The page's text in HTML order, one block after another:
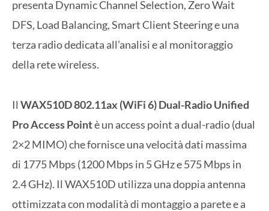
presenta Dynamic Channel Selection, Zero Wait
DFS, Load Balancing, Smart Client Steering e una
terza radio dedicata all’analisi e al monitoraggio
della rete wireless.
Il WAX510D 802.11ax (WiFi 6) Dual-Radio Unified
Pro Access Pointè un access point a dual-radio (dual
2×2 MIMO) che fornisce una velocità dati massima
di 1775 Mbps (1200 Mbps in 5 GHz e 575 Mbps in
2.4 GHz). Il WAX510D utilizza una doppia antenna
ottimizzata con modalità di montaggio a parete e a